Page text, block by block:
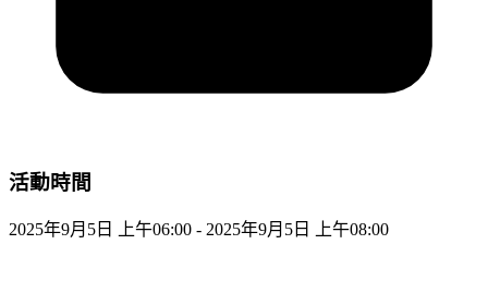
活動時間
2025年9月5日 上午06:00 - 2025年9月5日 上午08:00